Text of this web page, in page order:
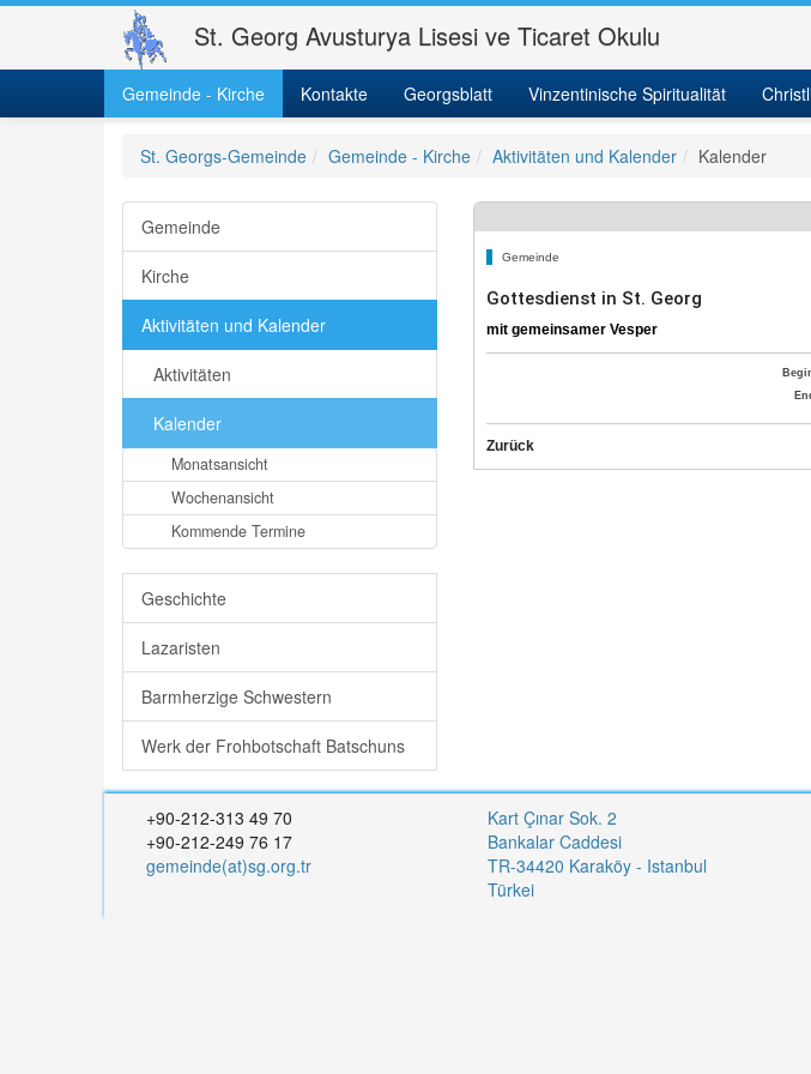
St. Georg Avusturya Lisesi ve Ticaret Okulu
Gemeinde - Kirche Kontakte Georgsblatt Vinzentinische Spiritualität
St. Georgs-Gemeinde Gemeinde - Kirche Aktivitäten und Kalender Kalender
Gemeinde
Kirche
Aktivitäten und Kalender
Aktivitäten
Kalender
Monatsansicht
Wochenansicht
Kommende Termine
Geschichte
Lazaristen
Barmherzige Schwestern
Werk der Frohbotschaft Batschuns
Gemeinde
Gottesdienst in St. Georg
mit gemeinsamer Vesper
Zurück
+90-212-313 49 70
+90-212-249 76 17
gemeinde(at)sg.org.tr
Kart Çınar Sok. 2
Bankalar Caddesi
TR-34420 Karaköy - Istanbul
Türkei